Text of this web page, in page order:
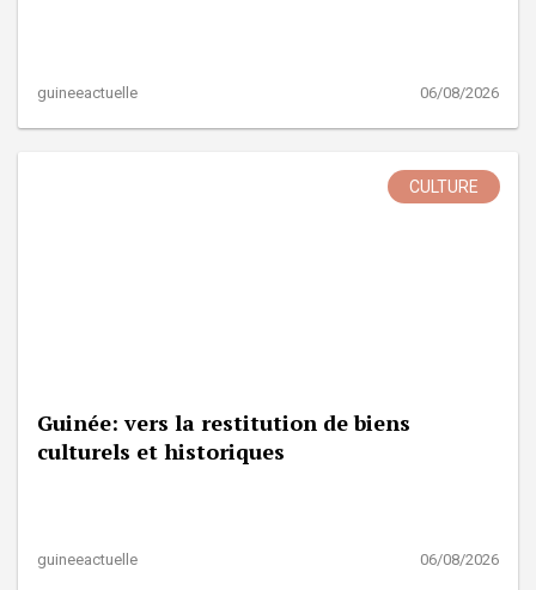
guineeactuelle 06/08/2026
CULTURE
Guinée: vers la restitution de biens
culturels et historiques
guineeactuelle 06/08/2026